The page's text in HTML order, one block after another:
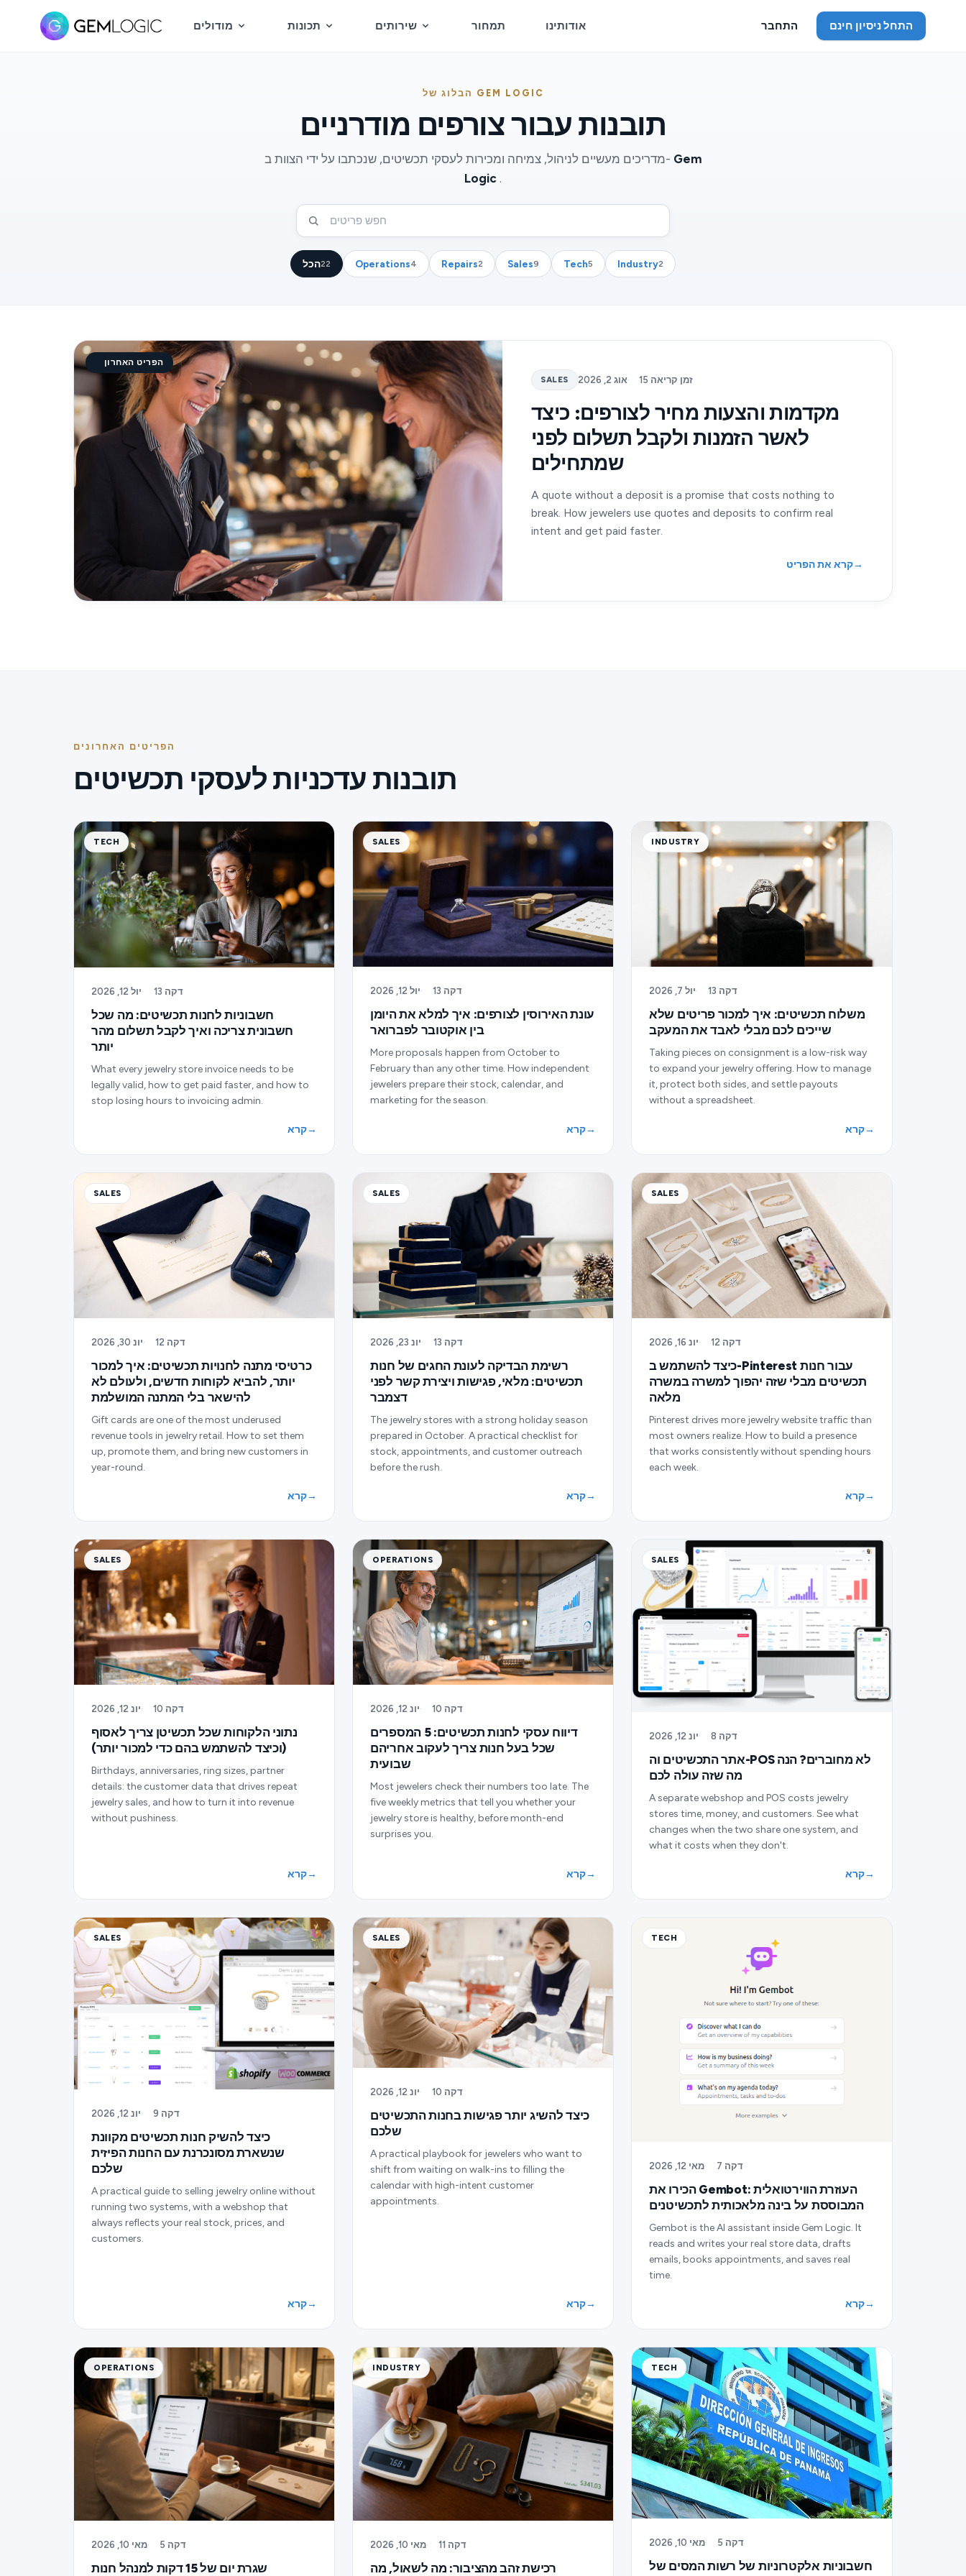
מודולים תכונות שירותים תמחור אודותינו התחבר התחל ניסיון חינם
הבלוג של GEM LOGIC
תובנות עבור צורפים מודרניים
מדריכים מעשיים לניהול, צמיחה ומכירות לעסקי תכשיטים, שנכתבו על ידי הצוות ב- Gem
Logic .
חפש פריטים
הכל22 Operations4 Repairs2 Sales9 Tech5 Industry2
הפריט האחרון
SALES
אוג 2, 2026· 15 זמן קריאה
מקדמות והצעות מחיר לצורפים: כיצד
לאשר הזמנות ולקבל תשלום לפני
שמתחילים
A quote without a deposit is a promise that costs nothing to
break. How jewelers use quotes and deposits to confirm real
intent and get paid faster.
קרא את הפריט→
הפריטים האחרונים
תובנות עדכניות לעסקי תכשיטים
TECH
יול 12, 2026· 13 דקה
חשבוניות לחנות תכשיטים: מה שכל
חשבונית צריכה ואיך לקבל תשלום מהר
יותר
What every jewelry store invoice needs to be
legally valid, how to get paid faster, and how to
stop losing hours to invoicing admin.
קרא→
SALES
יול 12, 2026· 13 דקה
עונת האירוסין לצורפים: איך למלא את היומן
בין אוקטובר לפברואר
More proposals happen from October to
February than any other time. How independent
jewelers prepare their stock, calendar, and
marketing for the season.
קרא→
INDUSTRY
יול 7, 2026· 13 דקה
משלוח תכשיטים: איך למכור פריטים שלא
שייכים לכם מבלי לאבד את המעקב
Taking pieces on consignment is a low-risk way
to expand your jewelry offering. How to manage
it, protect both sides, and settle payouts
without a spreadsheet.
קרא→
SALES
יונ 30, 2026· 12 דקה
כרטיסי מתנה לחנויות תכשיטים: איך למכור
יותר, להביא לקוחות חדשים, ולעולם לא
להישאר בלי המתנה המושלמת
Gift cards are one of the most underused
revenue tools in jewelry retail. How to set them
up, promote them, and bring new customers in
year-round.
קרא→
SALES
יונ 23, 2026· 13 דקה
רשימת הבדיקה לעונת החגים של חנות
תכשיטים: מלאי, פגישות ויצירת קשר לפני
דצמבר
The jewelry stores with a strong holiday season
prepared in October. A practical checklist for
stock, appointments, and customer outreach
before the rush.
קרא→
SALES
יונ 16, 2026· 12 דקה
כיצד להשתמש ב-Pinterest עבור חנות
תכשיטים מבלי שזה יהפוך למשרה במשרה
מלאה
Pinterest drives more jewelry website traffic than
most owners realize. How to build a presence
that works consistently without spending hours
each week.
קרא→
SALES
יונ 12, 2026· 10 דקה
נתוני הלקוחות שכל תכשיטן צריך לאסוף
(וכיצד להשתמש בהם כדי למכור יותר)
Birthdays, anniversaries, ring sizes, partner
details: the customer data that drives repeat
jewelry sales, and how to turn it into revenue
without pushiness.
קרא→
OPERATIONS
יונ 12, 2026· 10 דקה
דיווח עסקי לחנות תכשיטים: 5 המספרים
שכל בעל חנות צריך לעקוב אחריהם
שבועית
Most jewelers check their numbers too late. The
five weekly metrics that tell you whether your
jewelry store is healthy, before month-end
surprises you.
קרא→
SALES
יונ 12, 2026· 8 דקה
אתר התכשיטים וה-POS לא מחוברים? הנה
מה שזה עולה לכם
A separate webshop and POS costs jewelry
stores time, money, and customers. See what
changes when the two share one system, and
what it costs when they don't.
קרא→
SALES
יונ 12, 2026· 9 דקה
כיצד להשיק חנות תכשיטים מקוונת
שנשארת מסונכרנת עם החנות הפיזית
שלכם
A practical guide to selling jewelry online without
running two systems, with a webshop that
always reflects your real stock, prices, and
customers.
קרא→
SALES
יונ 12, 2026· 10 דקה
כיצד להשיג יותר פגישות בחנות התכשיטים
שלכם
A practical playbook for jewelers who want to
shift from waiting on walk-ins to filling the
calendar with high-intent customer
appointments.
קרא→
TECH
מאי 12, 2026· 7 דקה
הכירו את Gembot: העוזרת הווירטואלית
המבוססת על בינה מלאכותית לתכשיטנים
Gembot is the AI assistant inside Gem Logic. It
reads and writes your real store data, drafts
emails, books appointments, and saves real
time.
קרא→
OPERATIONS
מאי 10, 2026· 5 דקה
שגרת יום של 15 דקות למנהל חנות
INDUSTRY
מאי 10, 2026· 11 דקה
רכישת זהב מהציבור: מה לשאול, מה
TECH
מאי 10, 2026· 5 דקה
חשבוניות אלקטרוניות של רשות המסים של